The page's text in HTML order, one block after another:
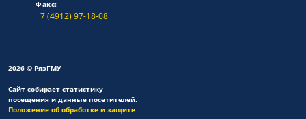
Факс:
+7 (4912) 97-18-08
2026 © РязГМУ
Сайт собирает статистику
посещения и данные посетителей.
Положение об обработке и защите